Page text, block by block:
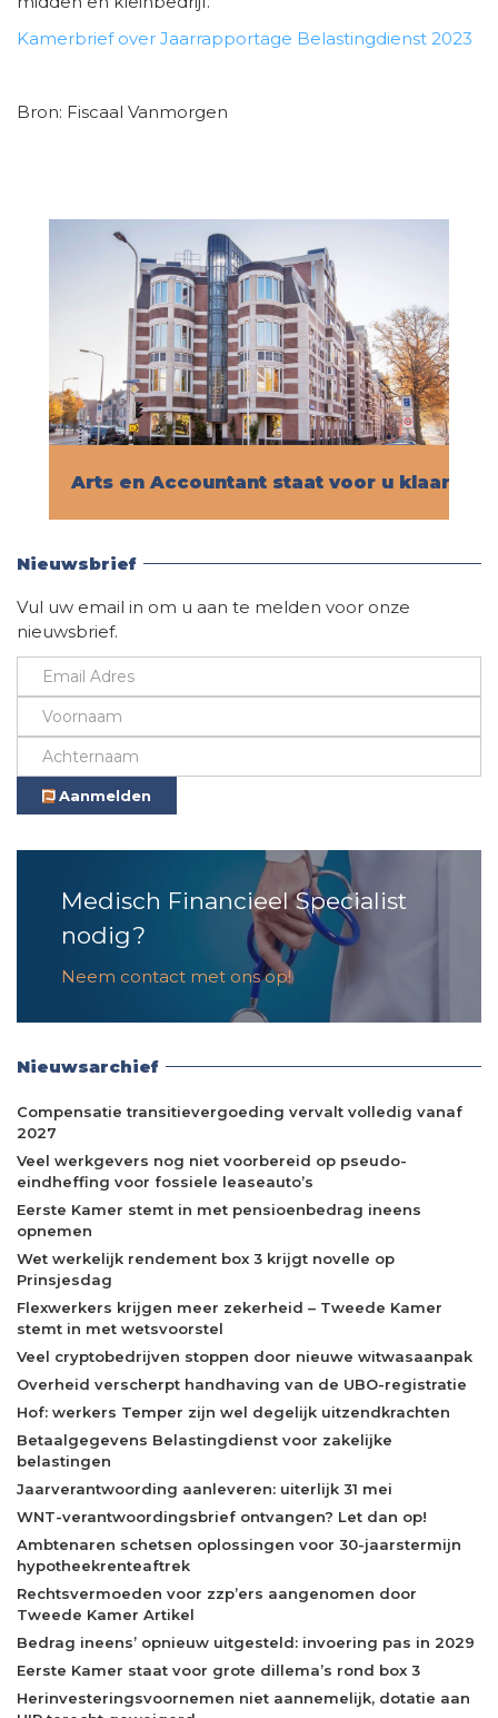
Kamerbrief over Jaarrapportage Belastingdienst 2023
Bron: Fiscaal Vanmorgen
Arts en Accountant staat voor u klaar!
Nieuwsbrief
Vul uw email in om u aan te melden voor onze
nieuwsbrief.
Aanmelden
Medisch Financieel Specialist
nodig?
Neem contact met ons op!
Nieuwsarchief
Compensatie transitievergoeding vervalt volledig vanaf
2027
Veel werkgevers nog niet voorbereid op pseudo-
eindheffing voor fossiele leaseauto’s
Eerste Kamer stemt in met pensioenbedrag ineens
opnemen
Wet werkelijk rendement box 3 krijgt novelle op
Prinsjesdag
Flexwerkers krijgen meer zekerheid – Tweede Kamer
stemt in met wetsvoorstel
Veel cryptobedrijven stoppen door nieuwe witwasaanpak
Overheid verscherpt handhaving van de UBO-registratie
Hof: werkers Temper zijn wel degelijk uitzendkrachten
Betaalgegevens Belastingdienst voor zakelijke
belastingen
Jaarverantwoording aanleveren: uiterlijk 31 mei
WNT-verantwoordingsbrief ontvangen? Let dan op!
Ambtenaren schetsen oplossingen voor 30-jaarstermijn
hypotheekrenteaftrek
Rechtsvermoeden voor zzp’ers aangenomen door
Tweede Kamer Artikel
Bedrag ineens’ opnieuw uitgesteld: invoering pas in 2029
Eerste Kamer staat voor grote dillema’s rond box 3
Herinvesteringsvoornemen niet aannemelijk, dotatie aan